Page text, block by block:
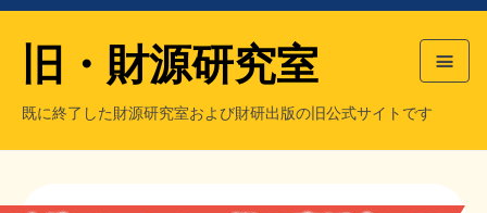
旧・財源研究室
既に終了した財源研究室および財研出版の旧公式サイトです